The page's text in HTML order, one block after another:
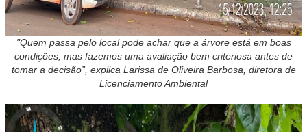
"Quem passa pelo local pode achar que a árvore está em boas
condições, mas fazemos uma avaliação bem criteriosa antes de
tomar a decisão”, explica Larissa de Oliveira Barbosa, diretora de
Licenciamento Ambiental